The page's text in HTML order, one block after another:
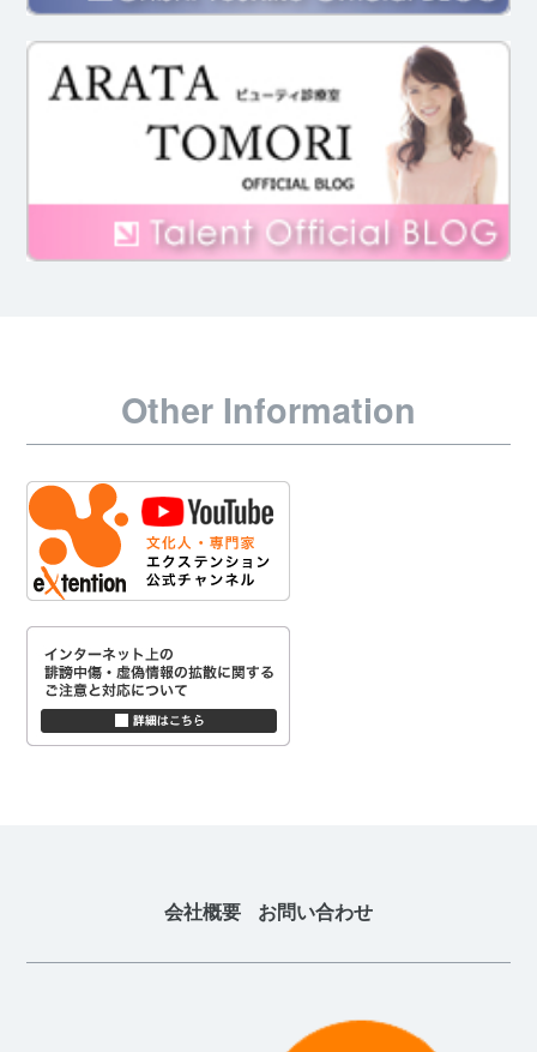
Other Information
会社概要 お問い合わせ